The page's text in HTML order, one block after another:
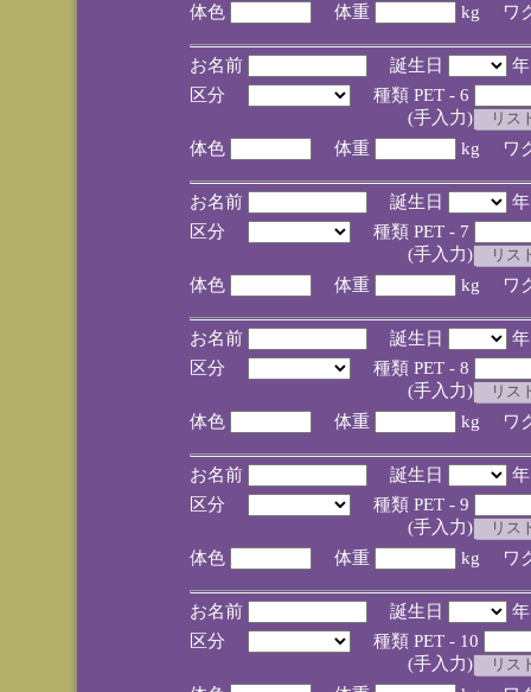
体色
体重 kg ワ
お名前 誕生日
区分
種類 PET - 6
(手入力)
体色
体重 kg ワ
お名前 誕生日
区分
種類 PET - 7
(手入力)
体色
体重 kg ワ
お名前 誕生日
区分
種類 PET - 8
(手入力)
体色
体重 kg ワ
お名前 誕生日
区分
種類 PET - 9
(手入力)
体色
体重 kg ワ
お名前 誕生日
区分
種類 PET - 10
(手入力)